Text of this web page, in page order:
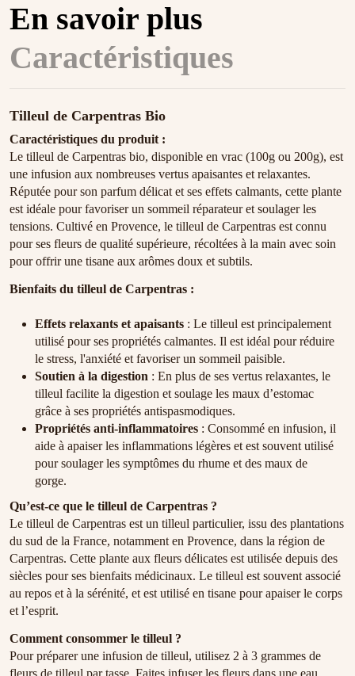
En savoir plus
Caractéristiques
Tilleul de Carpentras Bio
Caractéristiques du produit :
Le tilleul de Carpentras bio, disponible en vrac (100g ou 200g), est
une infusion aux nombreuses vertus apaisantes et relaxantes.
Réputée pour son parfum délicat et ses effets calmants, cette plante
est idéale pour favoriser un sommeil réparateur et soulager les
tensions. Cultivé en Provence, le tilleul de Carpentras est connu
pour ses fleurs de qualité supérieure, récoltées à la main avec soin
pour offrir une tisane aux arômes doux et subtils.
Bienfaits du tilleul de Carpentras :
Effets relaxants et apaisants : Le tilleul est principalement
utilisé pour ses propriétés calmantes. Il est idéal pour réduire
le stress, l'anxiété et favoriser un sommeil paisible.
Soutien à la digestion : En plus de ses vertus relaxantes, le
tilleul facilite la digestion et soulage les maux d’estomac
grâce à ses propriétés antispasmodiques.
Propriétés anti-inflammatoires : Consommé en infusion, il
aide à apaiser les inflammations légères et est souvent utilisé
pour soulager les symptômes du rhume et des maux de
gorge.
Qu’est-ce que le tilleul de Carpentras ?
Le tilleul de Carpentras est un tilleul particulier, issu des plantations
du sud de la France, notamment en Provence, dans la région de
Carpentras. Cette plante aux fleurs délicates est utilisée depuis des
siècles pour ses bienfaits médicinaux. Le tilleul est souvent associé
au repos et à la sérénité, et est utilisé en tisane pour apaiser le corps
et l’esprit.
Comment consommer le tilleul ?
Pour préparer une infusion de tilleul, utilisez 2 à 3 grammes de
fleurs de tilleul par tasse. Faites infuser les fleurs dans une eau